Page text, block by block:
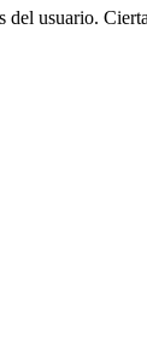
usuario.